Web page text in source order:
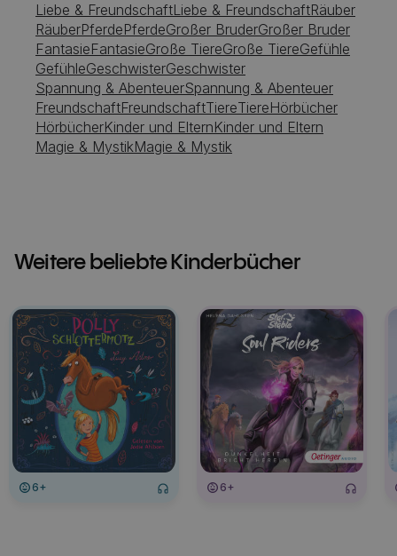
Liebe & FreundschaftLiebe & FreundschaftRäuber
RäuberPferdePferdeGroßer BruderGroßer Bruder
FantasieFantasieGroße TiereGroße TiereGefühle
GefühleGeschwisterGeschwister
Spannung & AbenteuerSpannung & Abenteuer
FreundschaftFreundschaftTiereTiereHörbücher
HörbücherKinder und ElternKinder und Eltern
Magie & MystikMagie & Mystik
Weitere beliebte Kinderbücher
6+ 6+